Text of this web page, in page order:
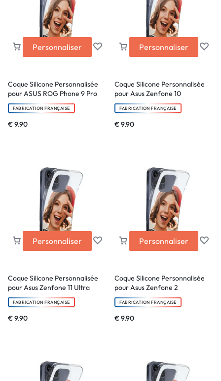
Personnaliser
Coque Silicone Personnalisée
pour ASUS ROG Phone 9 Pro
FABRICATION FRANÇAISE
€9.90
Personnaliser
Coque Silicone Personnalisée
pour Asus Zenfone 10
FABRICATION FRANÇAISE
€9.90
Personnaliser
Coque Silicone Personnalisée
pour Asus Zenfone 11 Ultra
FABRICATION FRANÇAISE
€9.90
Personnaliser
Coque Silicone Personnalisée
pour Asus Zenfone 2
FABRICATION FRANÇAISE
€9.90